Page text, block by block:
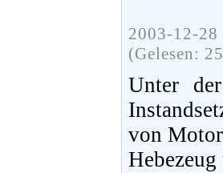
2003-12-
(Gelesen:
Unter
von